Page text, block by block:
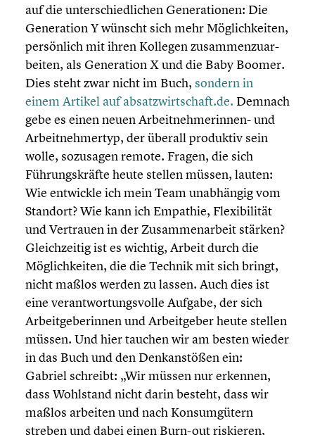
auf die unter­schied­li­chen Genera­tio­nen: Die
Genera­tion Y wünscht sich mehr Möglich­kei­ten,
persön­lich mit ihren Kollegen zusam­men­zu­ar­
bei­ten, als Genera­tion X und die Baby Boomer.
Dies steht zwar nicht im Buch, sondern in
einem Artikel auf absatzwirtschaft.de. Demnach
gebe es einen neuen Arbeitnehmerinnen- und
Arbeit­neh­mer­typ, der überall produktiv sein
wolle, sozusagen remote. Fragen, die sich
Führungs­kräfte heute stellen müssen, lauten:
Wie entwickle ich mein Team unabhän­gig vom
Standort? Wie kann ich Empathie, Flexi­bi­li­tät
und Vertrauen in der Zusam­men­ar­beit stärken?
Gleich­zei­tig ist es wichtig, Arbeit durch die
Möglich­kei­ten, die die Technik mit sich bringt,
nicht maßlos werden zu lassen. Auch dies ist
eine verant­wor­tungs­volle Aufgabe, der sich
Arbeit­ge­be­rin­nen und Arbeit­ge­ber heute stellen
müssen. Und hier tauchen wir am besten wieder
in das Buch und den Denkan­stö­ßen ein:
Gabriel schreibt: „Wir müssen nur erkennen,
dass Wohlstand nicht darin besteht, dass wir
maßlos arbeiten und nach Konsum­gü­tern
streben und dabei einen Burn-out riskieren,